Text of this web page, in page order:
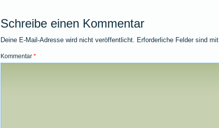
Schreibe einen Kommentar
Deine E-Mail-Adresse wird nicht veröffentlicht. Erforderliche Felder sind mit
Kommentar *